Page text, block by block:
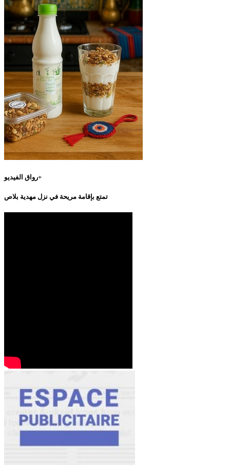
رواق الفيديو+
تمتع بإقامة مريحة في نزل مهدية بلاص